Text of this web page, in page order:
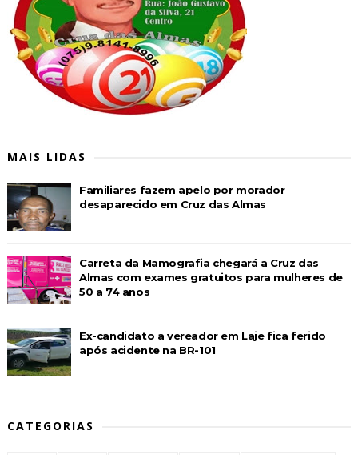
MAIS LIDAS
Familiares fazem apelo por morador
desaparecido em Cruz das Almas
Carreta da Mamografia chegará a Cruz das
Almas com exames gratuitos para mulheres de
50 a 74 anos
Ex-candidato a vereador em Laje fica ferido
após acidente na BR-101
CATEGORIAS